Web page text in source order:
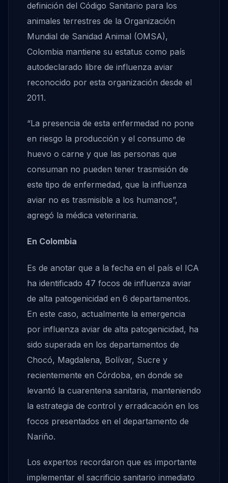
definición del Código Sanitario para los
animales terrestres de la Organización
Mundial de Sanidad Animal (OMSA),
Colombia mantiene su estatus como país
autodeclarado libre de influenza aviar
reconocido por esta organización desde el
2011.
“La presencia de esta enfermedad no pone
en riesgo la producción y el consumo de
huevo o carne y que las personas que
consuman no pueden tener trasmisión de
este tipo de enfermedad, que la influenza
aviar no es trasmisible a los humanos”,
agregó la médica veterinaria.
En Colombia
Es de anotar que a la fecha en el país el ICA
ha identificado 47 focos de influenza aviar
de alta patogenicidad en 6 departamentos.
En este caso, actualmente la emergencia
por influenza aviar de alta patogenicidad, ha
sido superada en los departamentos de
Chocó, Magdalena, Bolívar, Sucre y
recientemente en Córdoba, en donde se
levantó la cuarentena sanitaria, manteniendo
la estrategia de control y erradicación en los
focos presentados en el departamento de
Nariño.
Los expertos recordaron que es importante
implementar el sacrificio sanitario inmediato